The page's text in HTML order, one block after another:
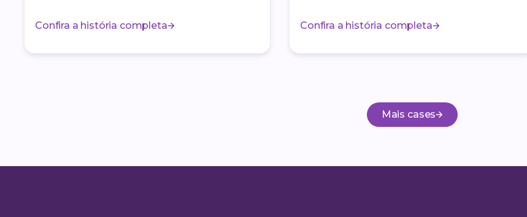
Confira a história completa Confira a história completa
Mais cases